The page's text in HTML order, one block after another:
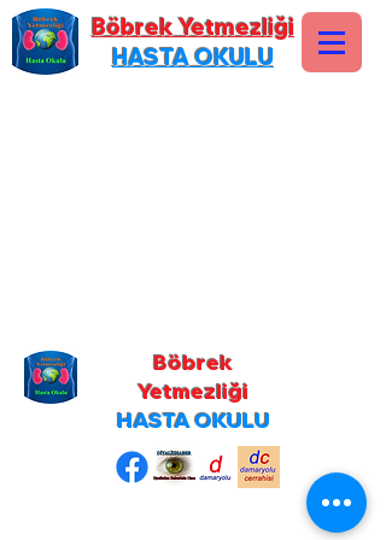
Böbrek Yetmezliği
HASTA OKULU
Böbrek
Yetmezliği
HASTA OKULU